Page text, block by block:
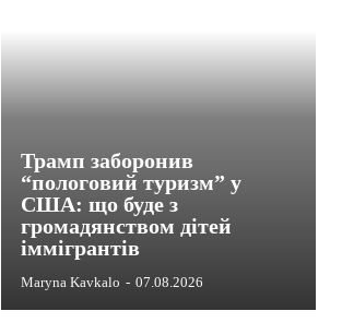
Трамп заборонив
“пологовий туризм” у
США: що буде з
громадянством дітей
іммігрантів
Maryna Kavkalo - 07.08.2026